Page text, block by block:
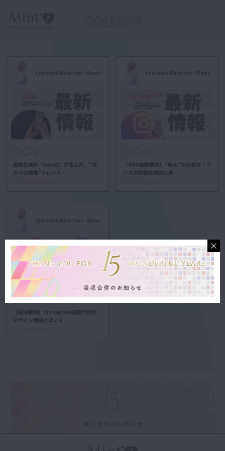
Creative Director - Rena
自動生成AI「sora2」が生んだ、“次
のバズ映像”トレンド…
Creative Director - Rena
【SNS最新情報】“映え”もAI任せ？イ
ンスタ投稿を劇的に変…
Creative Director - Rena
【成功事例】Instagram運用代行の
デザイン戦略とは？ミ…